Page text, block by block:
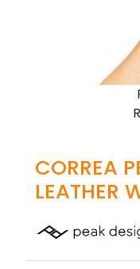
CORREA
LEATHER